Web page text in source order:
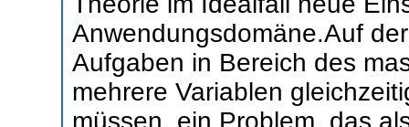
Anwendungsdomäne.Auf
Aufgaben in Bereich des
mehrere Variablen
müssen, ein Problem, das